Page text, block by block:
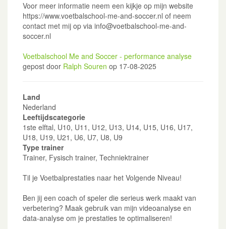
Voor meer informatie neem een kijkje op mijn website
https://www.voetbalschool-me-and-soccer.nl of neem
contact met mij op via info@voetbalschool-me-and-
soccer.nl
Voetbalschool Me and Soccer - performance analyse
gepost door Ralph Souren op 17-08-2025
Land
Nederland
Leeftijdscategorie
1ste elftal, U10, U11, U12, U13, U14, U15, U16, U17,
U18, U19, U21, U6, U7, U8, U9
Type trainer
Trainer, Fysisch trainer, Techniektrainer
Til je Voetbalprestaties naar het Volgende Niveau!
Ben jij een coach of speler die serieus werk maakt van
verbetering? Maak gebruik van mijn videoanalyse en
data-analyse om je prestaties te optimaliseren!